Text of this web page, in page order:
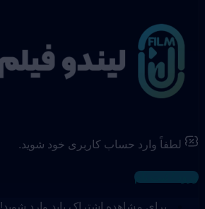
لطفاً وارد حساب کاربری خود شوید.
ورود / ثبت نام
برای مشاهده اشتراک باید وارد شوید!